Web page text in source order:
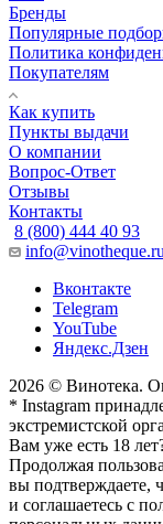
Бренды
Популярные
Политика
Покупателям
Как купить
Пункты выдачи
О компании
Вопрос-Ответ
Отзывы
Контакты
8 (800) 444 40 93
info@vinotheque.ru
Вконтакте
Telegram
YouTube
Яндекс.Дзен
2026 © Винотека.
* Instagram
экстремистской
Вам уже есть 18
Продолжая
вы подтверждаете,
и соглашаетесь с